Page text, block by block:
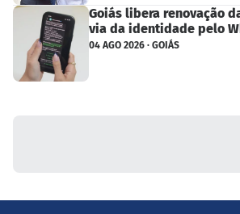
Goiás libera renovação
via da identidade pelo
04 AGO 2026 · GOIÁS